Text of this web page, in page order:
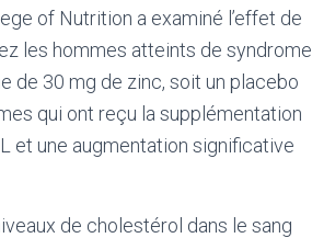
of Nutrition a examiné l’effet de
les hommes atteints de syndrome
de 30 mg de zinc, soit un placebo
qui ont reçu la supplémentation
et une augmentation significative
de cholestérol dans le sang